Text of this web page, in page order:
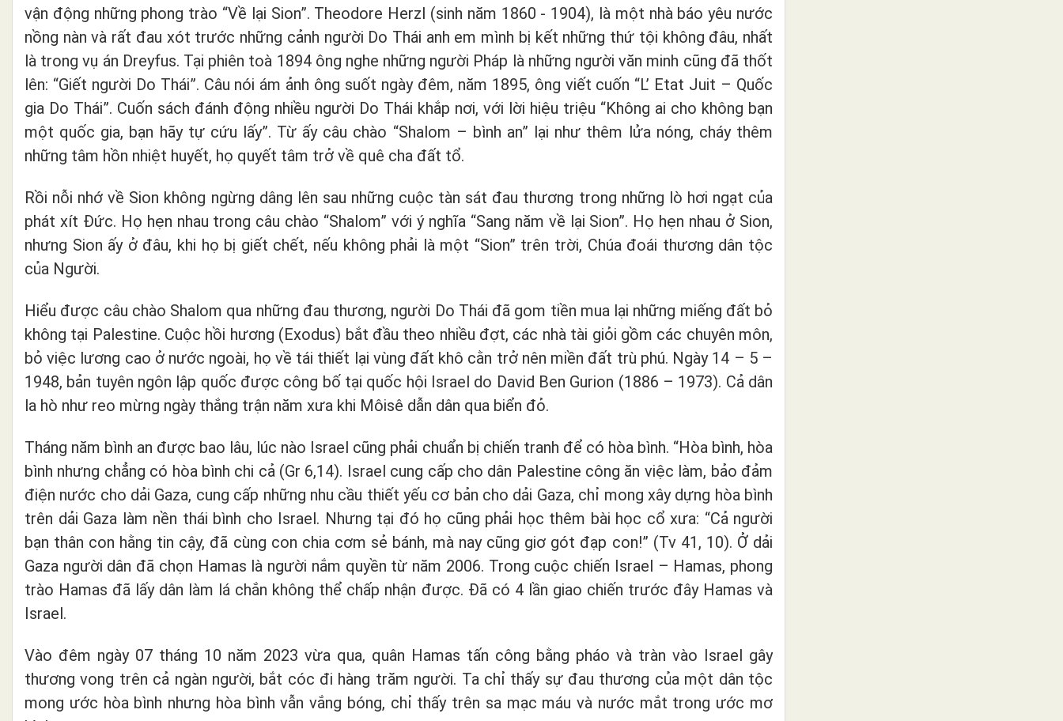
vận động những phong trào “Về lại Sion”. Theodore Herzl (sinh năm 1860 - 1904), là một nhà báo yêu nước
nồng nàn và rất đau xót trước những cảnh người Do Thái anh em mình bị kết những thứ tội không đâu, nhất
là trong vụ án Dreyfus. Tại phiên toà 1894 ông nghe những người Pháp là những người văn minh cũng đã thốt
lên: “Giết người Do Thái”. Câu nói ám ảnh ông suốt ngày đêm, năm 1895, ông viết cuốn “L’ Etat Juit – Quốc
gia Do Thái”. Cuốn sách đánh động nhiều người Do Thái khắp nơi, với lời hiệu triệu “Không ai cho không bạn
một quốc gia, bạn hãy tự cứu lấy”. Từ ấy câu chào “Shalom – bình an” lại như thêm lửa nóng, cháy thêm
những tâm hồn nhiệt huyết, họ quyết tâm trở về quê cha đất tổ.
Rồi nỗi nhớ về Sion không ngừng dâng lên sau những cuộc tàn sát đau thương trong những lò hơi ngạt của
phát xít Đức. Họ hẹn nhau trong câu chào “Shalom” với ý nghĩa “Sang năm về lại Sion”. Họ hẹn nhau ở Sion,
nhưng Sion ấy ở đâu, khi họ bị giết chết, nếu không phải là một “Sion” trên trời, Chúa đoái thương dân tộc
của Người.
Hiểu được câu chào Shalom qua những đau thương, người Do Thái đã gom tiền mua lại những miếng đất bỏ
không tại Palestine. Cuộc hồi hương (Exodus) bắt đầu theo nhiều đợt, các nhà tài giỏi gồm các chuyên môn,
bỏ việc lương cao ở nước ngoài, họ về tái thiết lại vùng đất khô cằn trở nên miền đất trù phú. Ngày 14 – 5 –
1948, bản tuyên ngôn lập quốc được công bố tại quốc hội Israel do David Ben Gurion (1886 – 1973). Cả dân
la hò như reo mừng ngày thắng trận năm xưa khi Môisê dẫn dân qua biển đỏ.
Tháng năm bình an được bao lâu, lúc nào Israel cũng phải chuẩn bị chiến tranh để có hòa bình. “Hòa bình, hòa
bình nhưng chẳng có hòa bình chi cả (Gr 6,14). Israel cung cấp cho dân Palestine công ăn việc làm, bảo đảm
điện nước cho dải Gaza, cung cấp những nhu cầu thiết yếu cơ bản cho dải Gaza, chỉ mong xây dựng hòa bình
trên dải Gaza làm nền thái bình cho Israel. Nhưng tại đó họ cũng phải học thêm bài học cổ xưa: “Cả người
bạn thân con hằng tin cậy, đã cùng con chia cơm sẻ bánh, mà nay cũng giơ gót đạp con!” (Tv 41, 10). Ở dải
Gaza người dân đã chọn Hamas là người nắm quyền từ năm 2006. Trong cuộc chiến Israel – Hamas, phong
trào Hamas đã lấy dân làm lá chắn không thể chấp nhận được. Đã có 4 lần giao chiến trước đây Hamas và
Israel.
Vào đêm ngày 07 tháng 10 năm 2023 vừa qua, quân Hamas tấn công bằng pháo và tràn vào Israel gây
thương vong trên cả ngàn người, bắt cóc đi hàng trăm người. Ta chỉ thấy sự đau thương của một dân tộc
mong ước hòa bình nhưng hòa bình vẫn vắng bóng, chỉ thấy trên sa mạc máu và nước mắt trong ước mơ